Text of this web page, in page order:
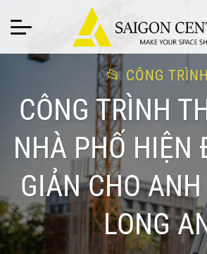
qua
CÔNG TRÌNH
CÔNG TRÌNH
NHÀ PHỐ HIỆN
GIẢN CHO
LONG